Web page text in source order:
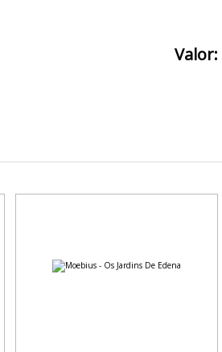
Valor: